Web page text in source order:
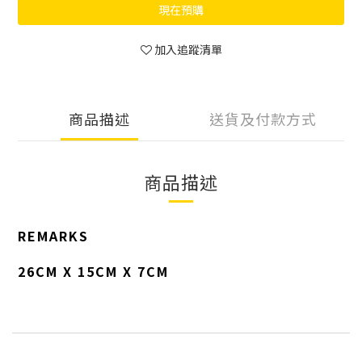
現在預購
加入追蹤清單
商品描述 送貨及付款方式
商品描述
REMARKS
26CM X 15CM X 7CM